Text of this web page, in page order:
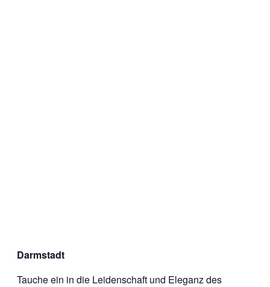
Darmstadt
Tauche ein in die Leidenschaft und Eleganz des